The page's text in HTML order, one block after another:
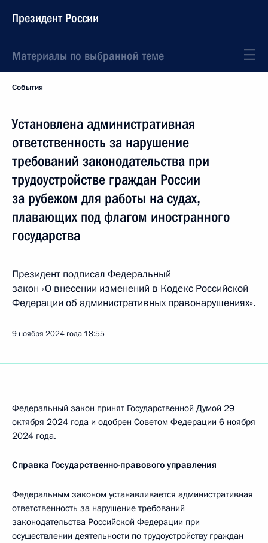
Президент России
Материалы по выбранной теме
События
Установлена административная
ответственность за нарушение
требований законодательства при
трудоустройстве граждан России
за рубежом для работы на судах,
плавающих под флагом иностранного
государства
Президент подписал Федеральный
закон «О внесении изменений в Кодекс Российской
Федерации об административных правонарушениях».
9 ноября 2024 года 18:55
Федеральный закон принят Государственной Думой 29
октября 2024 года и одобрен Советом Федерации 6 ноября
2024 года.
Справка Государственно-правового управления
Федеральным законом устанавливается административная
ответственность за нарушение требований
законодательства Российской Федерации при
осуществлении деятельности по трудоустройству граждан